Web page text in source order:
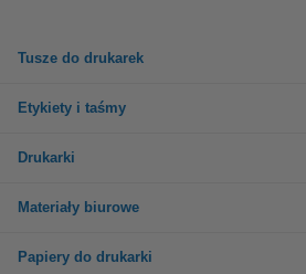
Tusze do drukarek
Etykiety i taśmy
Drukarki
Materiały biurowe
Papiery do drukarki